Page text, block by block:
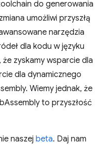
do generowania
umożliwi przyszłą
narzędzia
dla kodu w języku
zyskamy wsparcie dla
dla dynamicznego
Wiemy jednak, że
to przyszłość
naszej beta. Daj nam